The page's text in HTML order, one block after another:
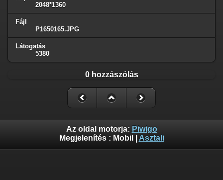
2048*1360
Fájl
P1650165.JPG
Látogatás
5380
0 hozzászólás
Az oldal motorja: Piwigo
Megjelenítés : Mobil Asztali